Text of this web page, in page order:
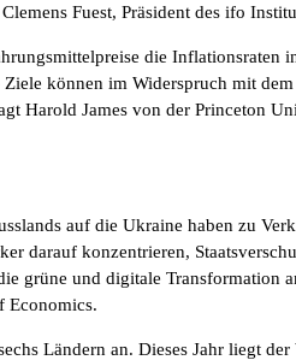
Fuest, Präsident des ifo
die
können im Widerspruch mit
Harold James von der Princeton
auf die Ukraine haben zu
darauf konzentrieren,
grüne und digitale Transformation
Economics.
Ländern an. Dieses Jahr liegt